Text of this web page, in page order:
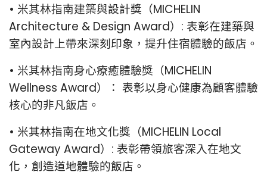
• 米其林指南建築與設計獎（MICHELIN
Architecture & Design Award）: 表彰在建築與
室內設計上帶來深刻印象，提升住宿體驗的飯店。
• 米其林指南身心療癒體驗獎（MICHELIN
Wellness Award）： 表彰以身心健康為顧客體驗
核心的非凡飯店。
• 米其林指南在地文化獎（MICHELIN Local
Gateway Award）: 表彰帶領旅客深入在地文
化，創造道地體驗的飯店。